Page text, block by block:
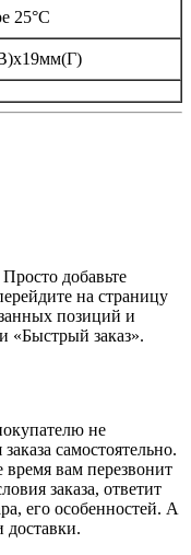
25°C
добавьте
на страницу
позиций и
«Быстрый заказ».
не
самостоятельно.
время вам перезвонит
заказа, ответит
его особенностей. А
доставки.